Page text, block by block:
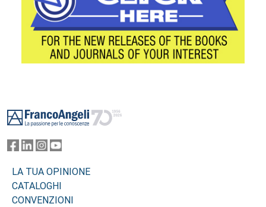
LA TUA OPINIONE
CATALOGHI
CONVENZIONI